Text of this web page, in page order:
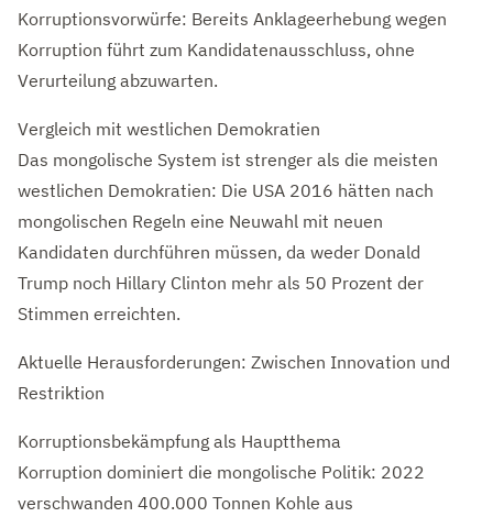
Korruptionsvorwürfe: Bereits Anklageerhebung wegen
Korruption führt zum Kandidatenausschluss, ohne
Verurteilung abzuwarten.
Vergleich mit westlichen Demokratien
Das mongolische System ist strenger als die meisten
westlichen Demokratien: Die USA 2016 hätten nach
mongolischen Regeln eine Neuwahl mit neuen
Kandidaten durchführen müssen, da weder Donald
Trump noch Hillary Clinton mehr als 50 Prozent der
Stimmen erreichten.
Aktuelle Herausforderungen: Zwischen Innovation und
Restriktion
Korruptionsbekämpfung als Hauptthema
Korruption dominiert die mongolische Politik: 2022
verschwanden 400.000 Tonnen Kohle aus